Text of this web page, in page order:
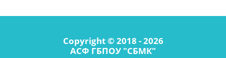
Copyright © 2018 - 2026
АСФ ГБПОУ "СБМК"